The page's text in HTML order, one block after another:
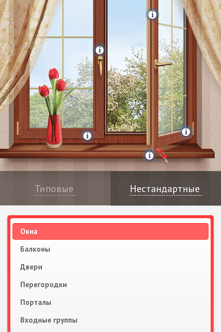
Типовые Нестандартные
Окна
Балконы
Двери
Перегородки
Порталы
Входные группы